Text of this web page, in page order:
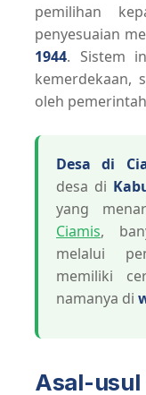
pemilihan
penyesuaian
1944. Sistem
kemerdekaan,
oleh
Desa di
desa di
yang
Ciamis,
melalui
memiliki
namanya di
Asal-